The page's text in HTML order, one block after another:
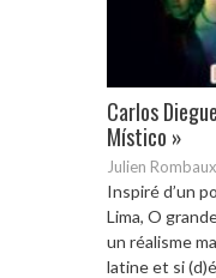
Carlos
Místico »
Julien Rombaux
Inspiré d’un
Lima, O
un réalisme
latine et si